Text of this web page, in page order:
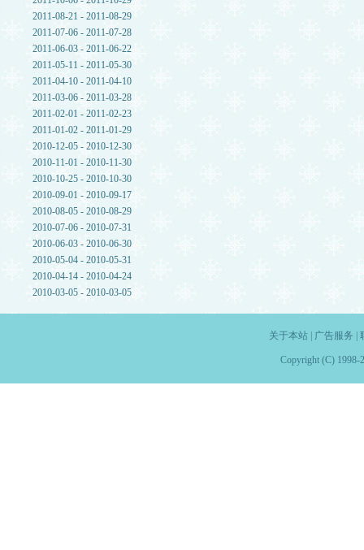
2011-08-21 - 2011-08-29
2011-07-06 - 2011-07-28
2011-06-03 - 2011-06-22
2011-05-11 - 2011-05-30
2011-04-10 - 2011-04-10
2011-03-06 - 2011-03-28
2011-02-01 - 2011-02-23
2011-01-02 - 2011-01-29
2010-12-05 - 2010-12-30
2010-11-01 - 2010-11-30
2010-10-25 - 2010-10-30
2010-09-01 - 2010-09-17
2010-08-05 - 2010-08-29
2010-07-06 - 2010-07-31
2010-06-03 - 2010-06-30
2010-05-04 - 2010-05-31
2010-04-14 - 2010-04-24
2010-03-05 - 2010-03-05
关于本站| 广告服务
Copyright (C) 1998-